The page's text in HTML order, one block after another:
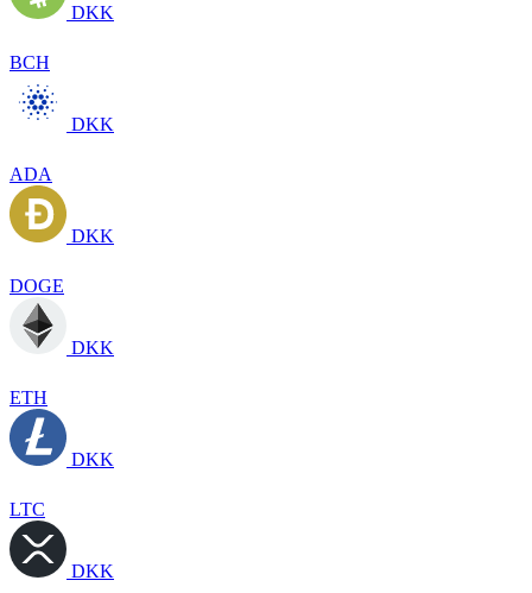
DKK
BCH
DKK
ADA
DKK
DOGE
DKK
ETH
DKK
LTC
DKK